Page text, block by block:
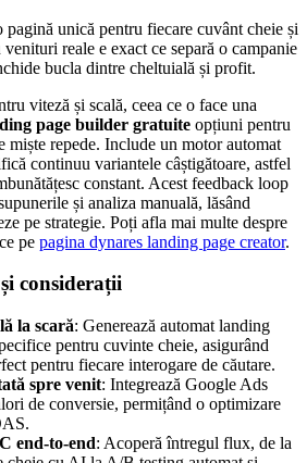
pagină unică pentru fiecare cuvânt cheie și
reale e exact ce separă o campanie
bucla dintre cheltuială și profit.
viteză și scală, ceea ce o face una
page builder gratuite opțiuni pentru
miște repede. Include un motor automat
continuu variantele câștigătoare, astfel
constant. Acest feedback loop
și analiza manuală, lăsând
pe strategie. Poți afla mai multe despre
pe pagina dynares landing page creator.
considerații
la scară: Generează automat landing
pentru cuvinte cheie, asigurând
pentru fiecare interogare de căutare.
spre venit: Integrează Google Ads
de conversie, permițând o optimizare
end-to-end: Acoperă întregul flux, de la